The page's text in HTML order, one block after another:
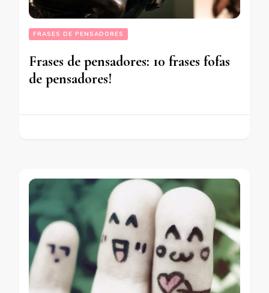
FRASES DE PENSADORES
Frases de pensadores: 10 frases fofas
de pensadores!